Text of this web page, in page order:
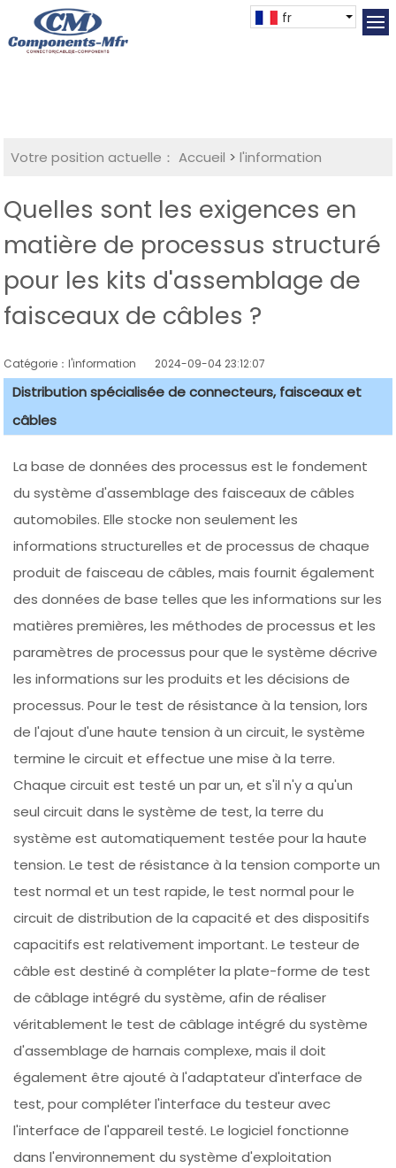
fr
Votre position actuelle： Accueil >l'information
Quelles sont les exigences en
matière de processus structuré
pour les kits d'assemblage de
faisceaux de câbles ?
Catégorie：l'information 2024-09-04 23:12:07
Distribution spécialisée de connecteurs, faisceaux et
câbles
La base de données des processus est le fondement
du système d'assemblage des faisceaux de câbles
automobiles. Elle stocke non seulement les
informations structurelles et de processus de chaque
produit de faisceau de câbles, mais fournit également
des données de base telles que les informations sur les
matières premières, les méthodes de processus et les
paramètres de processus pour que le système décrive
les informations sur les produits et les décisions de
processus. Pour le test de résistance à la tension, lors
de l'ajout d'une haute tension à un circuit, le système
termine le circuit et effectue une mise à la terre.
Chaque circuit est testé un par un, et s'il n'y a qu'un
seul circuit dans le système de test, la terre du
système est automatiquement testée pour la haute
tension. Le test de résistance à la tension comporte un
test normal et un test rapide, le test normal pour le
circuit de distribution de la capacité et des dispositifs
capacitifs est relativement important. Le testeur de
câble est destiné à compléter la plate-forme de test
de câblage intégré du système, afin de réaliser
véritablement le test de câblage intégré du système
d'assemblage de harnais complexe, mais il doit
également être ajouté à l'adaptateur d'interface de
test, pour compléter l'interface du testeur avec
l'interface de l'appareil testé. Le logiciel fonctionne
dans l'environnement du système d'exploitation